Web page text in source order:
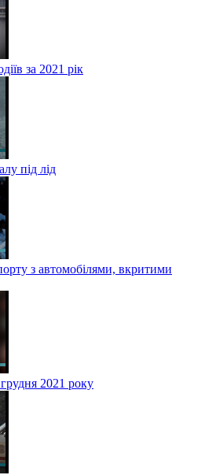
за 2021 рік
під лід
з автомобілями, вкритими
2021 року